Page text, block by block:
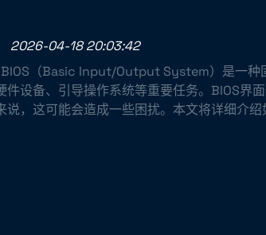
2026-04-18 20:03:42
（Basic Input/Output System）是一种
设备、引导操作系统等重要任务。BIOS界
，这可能会造成一些困扰。本文将详细介绍